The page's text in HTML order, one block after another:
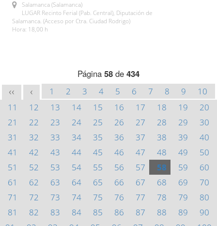
Salamanca (Salamanca)
LUGAR Recinto Ferial (Pab. Central), Diputación de
Salamanca. (Acceso por Ctra. Ciudad Rodrigo)
Hora: 18,00 h
Página 58 de 434
<< < 1 2 3 4 5 6 7 8 9
10
11
12 13 14 15 16 17 18 19
20
21
22 23 24 25 26 27 28 29
30
31
32 33 34 35 36 37 38 39
40
41
42 43 44 45 46 47 48 49
50
51
52 53 54 55 56 57 58 59
60
61
62 63 64 65 66 67 68 69
70
71
72 73 74 75 76 77 78 79
80
81
82 83 84 85 86 87 88 89
90